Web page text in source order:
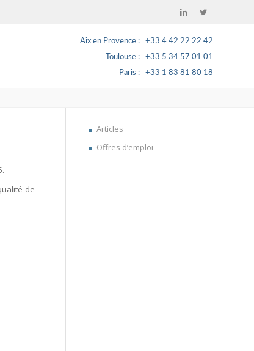
Aix en Provence
+33 4 42 22 22 42
Toulouse
+33 5 34 57 01 01
Paris
+33 1 83 81 80 18
.
de
Articles
Offres d’emploi